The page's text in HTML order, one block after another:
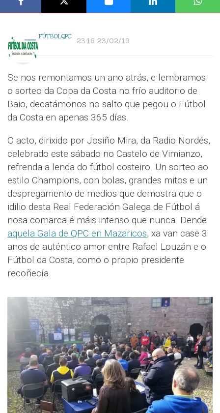
FÚTBOLQPC 23:16 23/02/19
Se nos remontamos un ano atrás, e lembramos
o sorteo da Copa da Costa no frío auditorio de
Baio, decatámonos no salto que pegou o Fútbol
da Costa en apenas 365 días.
O acto, dirixido por Josiño Mira, da Radio Nordés,
celebrado este sábado no Castelo de Vimianzo,
refrenda a lenda do fútbol costeiro. Un sorteo ao
estilo Champions, con bolas, grandes mitos e un
despregamento de medios que demostra que o
idilio desta Real Federación Galega de Fútbol á
nosa comarca é máis intenso que nunca. Dende
aquela Gala de QPC en Mazaricos, xa van case 3
anos de auténtico amor entre Rafael Louzán e o
Fútbol da Costa, como o propio presidente
recoñecía.